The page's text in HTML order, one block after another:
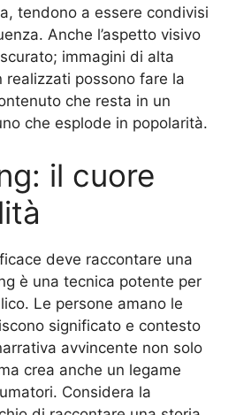
tendono a essere condivisi
Anche l’aspetto visivo
immagini di alta
realizzati possono fare la
che resta in un
che esplode in popolarità.
il cuore
deve raccontare una
è una tecnica potente per
Le persone amano le
significato e contesto
avvincente non solo
crea anche un legame
Considera la